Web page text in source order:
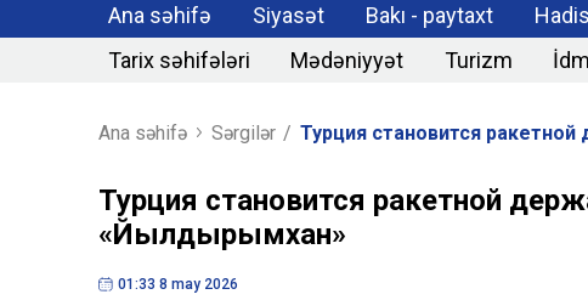
Ana səhifə Siyasət Bakı - paytaxt
Tarix səhifələri
Mədəniyyət Turizm
Ana səhifə Sərgilər / Турция становится
Турция становится ракетной
«Йылдырымхан»
01:33 8 may 2026